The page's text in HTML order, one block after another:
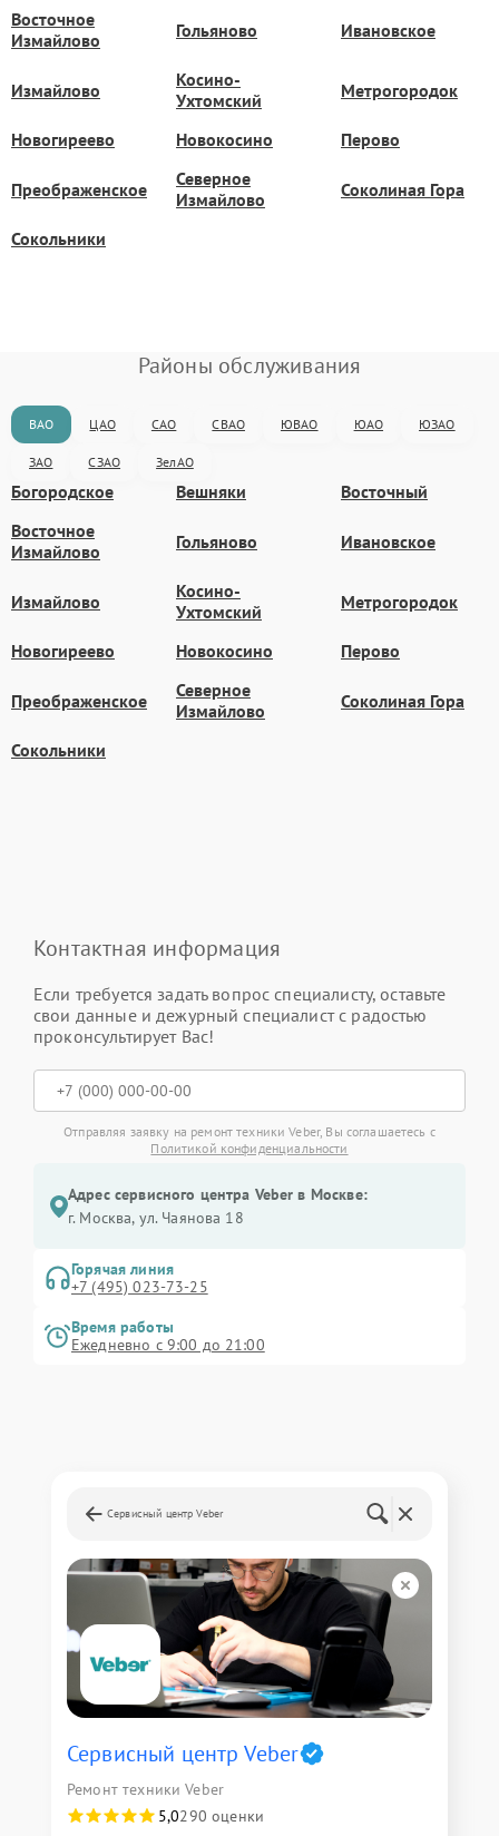
Восточное
Измайлово
Гольяново Ивановское
Измайлово
Косино-
Ухтомский
Метрогородок
Новогиреево Новокосино Перово
Преображенское
Северное
Измайлово
Соколиная Гора
Сокольники
Районы обслуживания
ВАО ЦАО САО СВАО ЮВАО ЮАО ЮЗАО
ЗАО СЗАО ЗелАО
Богородское Вешняки
Восточный
Восточное
Измайлово
Гольяново Ивановское
Измайлово
Косино-
Ухтомский
Метрогородок
Новогиреево Новокосино Перово
Преображенское
Северное
Измайлово
Соколиная Гора
Сокольники
Контактная информация
Если требуется задать вопрос специалисту, оставьте
свои данные и дежурный специалист с радостью
проконсультирует Вас!
Отправляя заявку на ремонт техники Veber, Вы соглашаетесь с
Политикой конфиденциальности
Адрес сервисного центра Veber в Москве:
г. Москва, ул. Чаянова 18
Горячая линия
+7 (495) 023-73-25
Время работы
Ежедневно с 9:00 до 21:00
Сервисный центр Veber
Сервисный центр Veber
Ремонт техники Veber
5,0290 оценки